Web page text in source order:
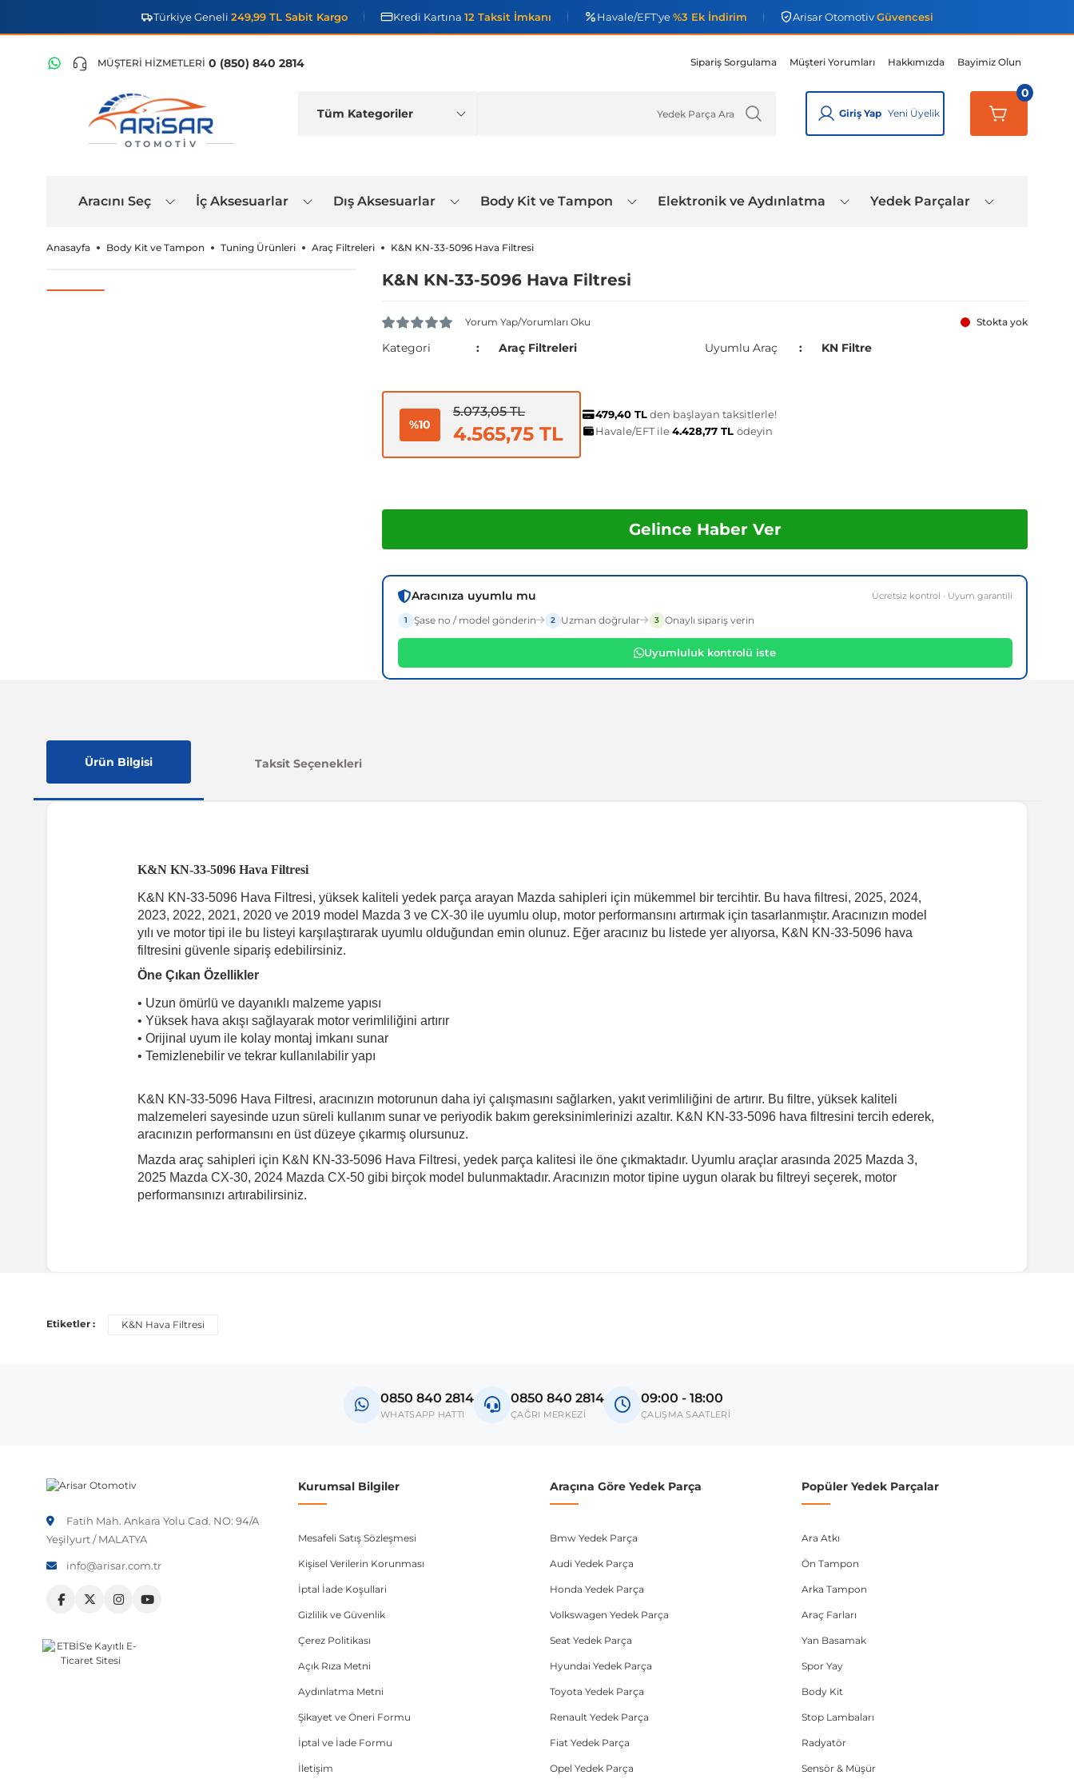
Türkiye Geneli 249,99 TL Sabit Kargo Kredi Kartına 12 Taksit İmkanı Havale/EFT'ye%3 Ek İndirim Arisar OtomotivGüvencesi
MÜŞTERİ HİZMETLERİ 0 (850) 840 2814 Sipariş Sorgulama Müşteri Yorumları Hakkımızda Bayimiz Olun
OTOMOTIV
Giriş Yap Yeni Üyelik
0
Aracını Seç İç Aksesuarlar Dış Aksesuarlar Body Kit ve Tampon Elektronik ve Aydınlatma Yedek Parçalar
Anasayfa Body Kit ve Tampon Tuning Ürünleri Araç Filtreleri K&N KN-33-5096 Hava Filtresi
K&N KN-33-5096 Hava Filtresi
Yorum Yap/Yorumları Oku Stokta yok
Kategori Araç Filtreleri Uyumlu Araç KN Filtre
%10
5.073,05 TL
4.565,75 TL
479,40 TLden başlayan taksitlerle!
Havale/EFT ile4.428,77 TL ödeyin
Gelince Haber Ver
Aracınıza uyumlu mu Ücretsiz kontrol · Uyum garantili
1 Şase no / model gönderin 2 Uzman doğrular 3 Onaylı sipariş verin
Uyumluluk kontrolü iste
Ürün Bilgisi Taksit Seçenekleri
K&N KN-33-5096 Hava Filtresi
K&N KN-33-5096 Hava Filtresi, yüksek kaliteli yedek parça arayan Mazda sahipleri için mükemmel bir tercihtir. Bu hava filtresi, 2025, 2024,
2023, 2022, 2021, 2020 ve 2019 model Mazda 3 ve CX-30 ile uyumlu olup, motor performansını artırmak için tasarlanmıştır. Aracınızın model
yılı ve motor tipi ile bu listeyi karşılaştırarak uyumlu olduğundan emin olunuz. Eğer aracınız bu listede yer alıyorsa, K&N KN-33-5096 hava
filtresini güvenle sipariş edebilirsiniz.
Öne Çıkan Özellikler
• Uzun ömürlü ve dayanıklı malzeme yapısı
• Yüksek hava akışı sağlayarak motor verimliliğini artırır
• Orijinal uyum ile kolay montaj imkanı sunar
• Temizlenebilir ve tekrar kullanılabilir yapı
K&N KN-33-5096 Hava Filtresi, aracınızın motorunun daha iyi çalışmasını sağlarken, yakıt verimliliğini de artırır. Bu filtre, yüksek kaliteli
malzemeleri sayesinde uzun süreli kullanım sunar ve periyodik bakım gereksinimlerinizi azaltır. K&N KN-33-5096 hava filtresini tercih ederek,
aracınızın performansını en üst düzeye çıkarmış olursunuz.
Mazda araç sahipleri için K&N KN-33-5096 Hava Filtresi, yedek parça kalitesi ile öne çıkmaktadır. Uyumlu araçlar arasında 2025 Mazda 3,
2025 Mazda CX-30, 2024 Mazda CX-50 gibi birçok model bulunmaktadır. Aracınızın motor tipine uygun olarak bu filtreyi seçerek, motor
performansınızı artırabilirsiniz.
Etiketler : K&N Hava Filtresi
0850 840 2814
WHATSAPP HATTI
0850 840 2814
ÇAĞRI MERKEZİ
09:00 - 18:00
ÇALIŞMA SAATLERİ
Fatih Mah. Ankara Yolu Cad. NO: 94/A
Yeşilyurt / MALATYA
info@arisar.com.tr
Kurumsal Bilgiler
Mesafeli Satış Sözleşmesi
Kişisel Verilerin Korunması
İptal İade Koşullari
Gizlilik ve Güvenlik
Çerez Politikası
Açık Rıza Metni
Aydınlatma Metni
Şikayet ve Öneri Formu
İptal ve İade Formu
İletişim
Araçına Göre Yedek Parça
Bmw Yedek Parça
Audi Yedek Parça
Honda Yedek Parça
Volkswagen Yedek Parça
Seat Yedek Parça
Hyundai Yedek Parça
Toyota Yedek Parça
Renault Yedek Parça
Fiat Yedek Parça
Opel Yedek Parça
Popüler Yedek Parçalar
Ara Atkı
Ön Tampon
Arka Tampon
Araç Farları
Yan Basamak
Spor Yay
Body Kit
Stop Lambaları
Radyatör
Sensör & Müşür